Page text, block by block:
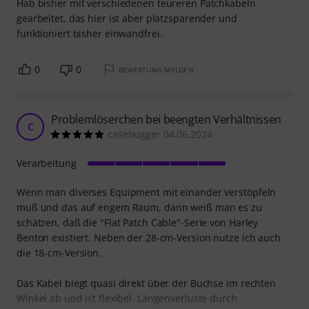
Hab bisher mit verschiedenen teureren Patchkabeln
gearbeitet, das hier ist aber platzsparender und
funktioniert bisher einwandfrei.
0 0 BEWERTUNG MELDEN
C Problemlöserchen bei beengten Verhältnissen
casehugger 04.06.2024
Wenn man diverses Equipment mit einander verstöpfeln
muß und das auf engem Raum, dann weiß man es zu
schätzen, daß die "Flat Patch Cable"-Serie von Harley
Benton existiert. Neben der 28-cm-Version nutze ich auch
die 18-cm-Version.
Das Kabel biegt quasi direkt über der Buchse im rechten
Winkel ab und ist flexibel. Längenverluste durch
Verarbeitung